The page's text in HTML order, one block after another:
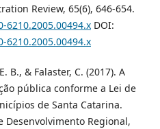
Review, 65(6), 646-654.
DOI:
B., & Falaster, C. (2017). A
pública conforme a Lei de
de Santa Catarina.
Desenvolvimento Regional,